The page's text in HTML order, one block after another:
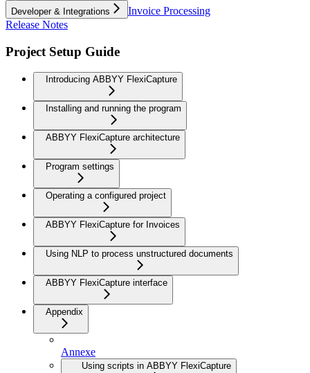
Developer & Integrations
Invoice Processing
Release Notes
Project Setup Guide
Introducing ABBYY FlexiCapture
Installing and running the program
ABBYY FlexiCapture architecture
Program settings
Operating a configured project
ABBYY FlexiCapture for Invoices
Using NLP to process unstructured documents
ABBYY FlexiCapture interface
Appendix
Annexe
Using scripts in ABBYY FlexiCapture